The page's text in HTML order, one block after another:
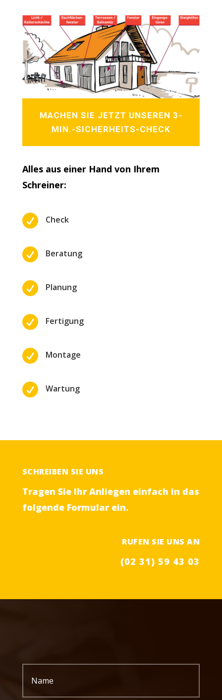
MACHEN SIE JETZT UNSEREN 3-
MIN.-SICHERHEITS-CHECK
Alles aus einer Hand von Ihrem
Schreiner:
 Check
 Beratung
 Planung
 Fertigung
 Montage
 Wartung
SCHREIBEN SIE UNS
Tragen Sie Ihr Anliegen einfach in das
folgende Formular ein.
RUFEN SIE UNS AN
(02 31) 59 43 03